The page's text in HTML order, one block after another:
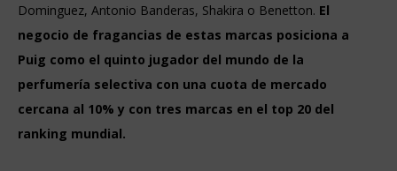
Dominguez, Antonio Banderas, Shakira o Benetton. El
negocio de fragancias de estas marcas posiciona a
Puig como el quinto jugador del mundo de la
perfumería selectiva con una cuota de mercado
cercana al 10% y con tres marcas en el top 20 del
ranking mundial.